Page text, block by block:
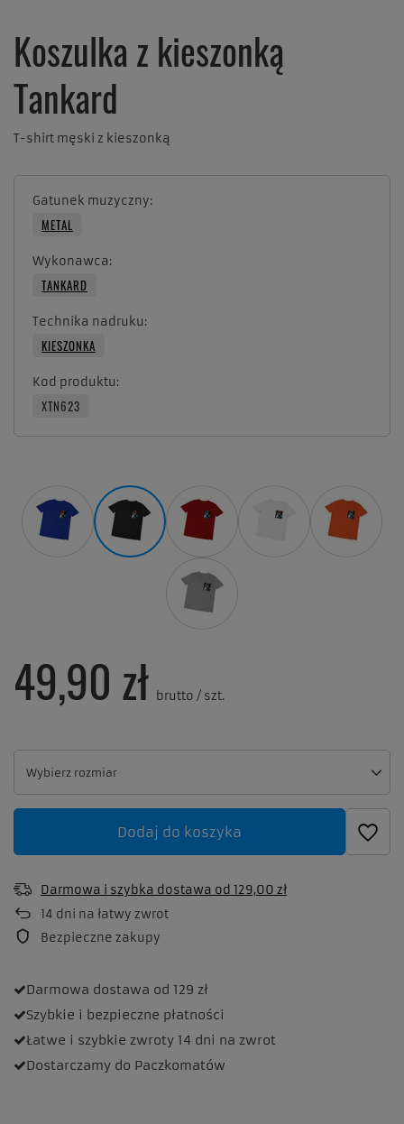
Koszulka z kieszonką
Tankard
T-shirt męski z kieszonką
Gatunek muzyczny
METAL
Wykonawca
TANKARD
Technika nadruku
KIESZONKA
Kod produktu
XTN623
Wybierz rozmiar
Wybierz rozmiar
49,90 zł brutto / szt.
Dodaj do koszyka
Darmowa i szybka dostawa od 129,00 zł
14 dni na łatwy zwrot
Bezpieczne zakupy
Darmowa dostawa od 129 zł
Szybkie i bezpieczne płatności
Łatwe i szybkie zwroty 14 dni na zwrot
Dostarczamy do Paczkomatów